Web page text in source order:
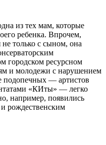
из тех мам, которые
ребенка. Впрочем,
только с сыном, она
городском ресурсном
и молодежи с нарушением
подопечных — артистов
«КИты» — легко
например, появились
рождественским